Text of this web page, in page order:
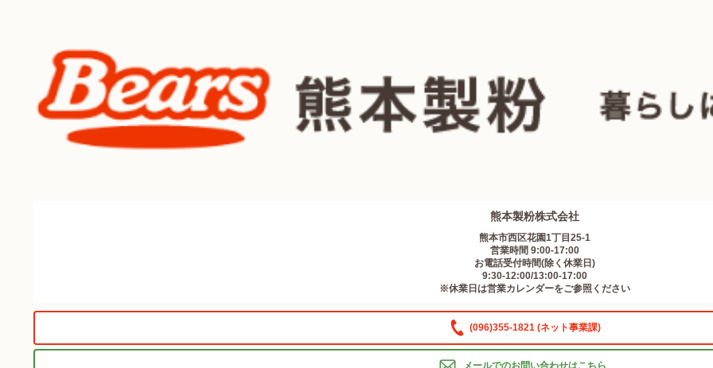
熊本製粉株式会社
熊本市西区花園1丁目25-1
営業時間 9:00-17:00
お電話受付時間(除く休業日)
9:30-12:00/13:00-17:00
※休業日は営業カレンダーをご参照ください
(096)355-1821 (ネット事業課)
メールでのお問い合わせはこちら